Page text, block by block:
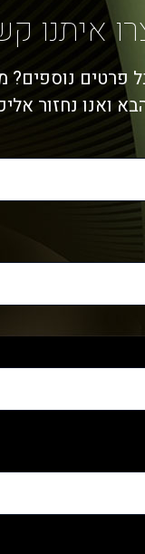
איתנו
פרטים
ואנו נחזור